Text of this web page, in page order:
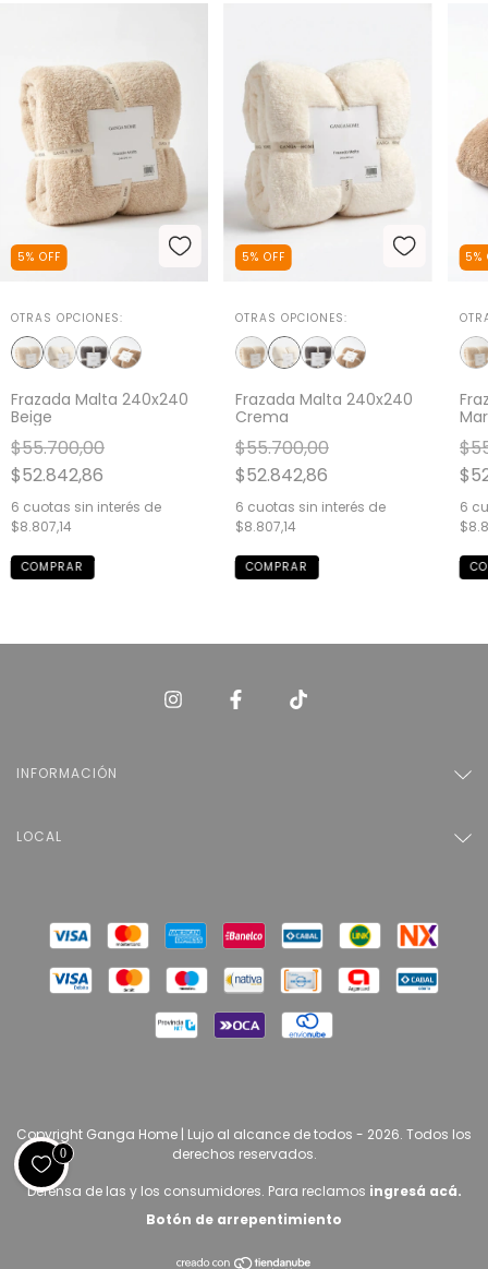
5% OFF
OTRAS OPCIONES:
Frazada Malta 240x240
Beige
$55.700,00
$52.842,86
6 cuotas sin interés de
$8.807,14
5% OFF
OTRAS OPCIONES:
Frazada Malta 240x240
Crema
$55.700,00
$52.842,86
6 cuotas sin interés de
$8.807,14
5%
6
INFORMACIÓN
LOCAL
Copyright Ganga Home | Lujo al alcance de todos - 2026. Todos los
derechos reservados.
Defensa de las y los consumidores. Para reclamos ingresá acá.
Botón de arrepentimiento
0